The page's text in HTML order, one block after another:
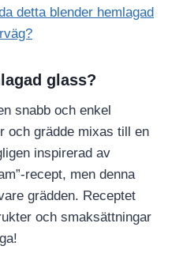
detta blender hemlagad
glass?
snabb och enkel
och grädde mixas till en
inspirerad av
recept, men denna
grädden. Receptet
och smaksättningar